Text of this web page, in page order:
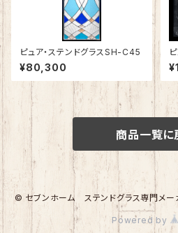
ピュア・ステンドグラスSH-C45
¥80,300
商品一覧に
© セブンホーム ステンドグラス専門メ
Powered by